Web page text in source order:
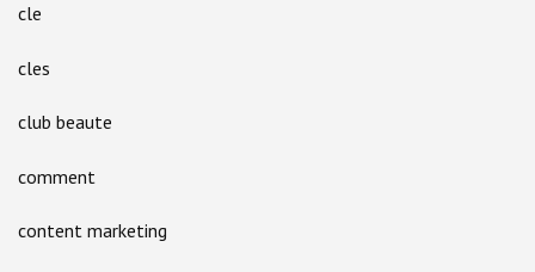
cle
cles
club beaute
comment
content marketing